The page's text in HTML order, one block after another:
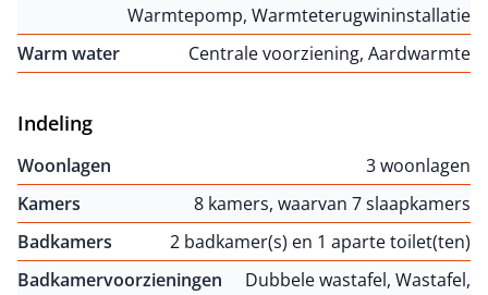
Warmtepomp, Warmteterugwininstallatie
Warm water
Centrale voorziening, Aardwarmte
Indeling
Woonlagen
3 woonlagen
Kamers
8 kamers, waarvan 7 slaapkamers
Badkamers
2 badkamer(s) en 1 aparte toilet(ten)
Badkamervoorzieningen
Dubbele wastafel, Wastafel,